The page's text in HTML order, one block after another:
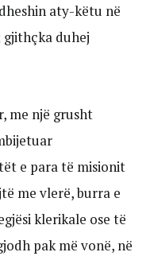
aty-këtu në
gjithçka duhej
me një grusht
e para të misionit
me vlerë, burra e
klerikale ose të
pak më vonë, në